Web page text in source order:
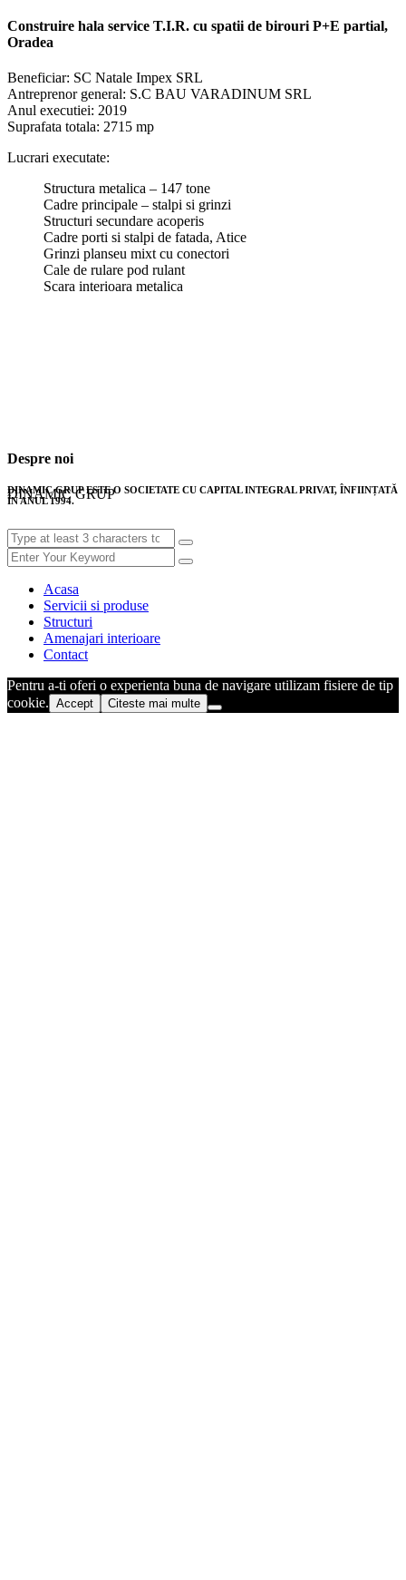
Construire hala service T.I.R. cu spatii de birouri P+E partial,
Oradea
Beneficiar: SC Natale Impex SRL
Antreprenor general: S.C BAU VARADINUM SRL
Anul executiei: 2019
Suprafata totala: 2715 mp
Lucrari executate:
Structura metalica – 147 tone
Cadre principale – stalpi si grinzi
Structuri secundare acoperis
Cadre porti si stalpi de fatada, Atice
Grinzi planseu mixt cu conectori
Cale de rulare pod rulant
Scara interioara metalica
Despre noi
DINAMIC GRUP
DINAMIC GRUP ESTE O SOCIETATE CU CAPITAL INTEGRAL PRIVAT, ÎNFIINȚATĂ
ÎN ANUL 1994.
Acasa
Servicii si produse
Structuri
Amenajari interioare
Contact
Pentru a-ti oferi o experienta buna de navigare utilizam fisiere de tip
cookie. Accept Citeste mai multe